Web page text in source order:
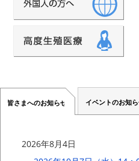
皆さまへのお知らせ イベントのお知ら
2026年8月4日